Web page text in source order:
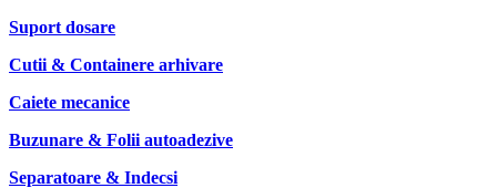
Suport dosare
Cutii & Containere arhivare
Caiete mecanice
Buzunare & Folii autoadezive
Separatoare & Indecsi